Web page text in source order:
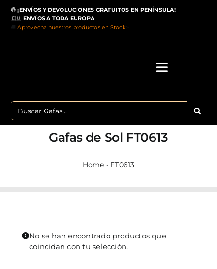
contenido
😎 ¡ENVÍOS Y DEVOLUCIONES GRATUITOS EN PENÍNSULA!
🇪🇺 ENVÍOS A TODA EUROPA
🚚Aprovecha nuestros productos en Stock>
Toggle
Buscar:
Gafas de Sol FT0613
Home - FT0613
No se han encontrado productos que
coincidan con tu selección.